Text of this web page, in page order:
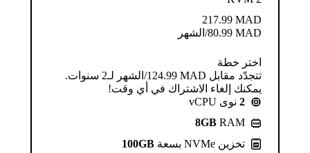
MAD
217.99
MAD
80.99/الشهر
اختر خطة
تتجدّد مقابل MAD ⁦124.99⁩/الشهر لـ2 سنوات.
يمكنك إلغاء الاشتراك في أي وقت!
2 نوى vCPU
8GB RAM
تخزين NVMe بسعة
100GB